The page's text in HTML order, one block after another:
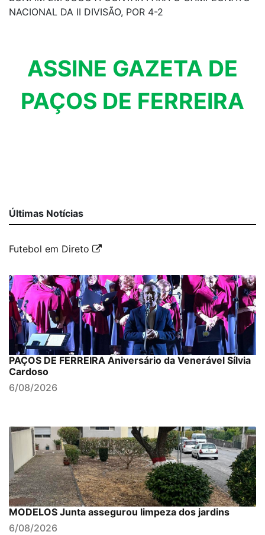
NACIONAL DA II DIVISÃO, POR 4-2
ASSINE GAZETA DE
PAÇOS DE FERREIRA
Últimas Notícias
Futebol em Direto
PAÇOS DE FERREIRA Aniversário da Venerável Sílvia
Cardoso
6/08/2026
MODELOS Junta assegurou limpeza dos jardins
6/08/2026